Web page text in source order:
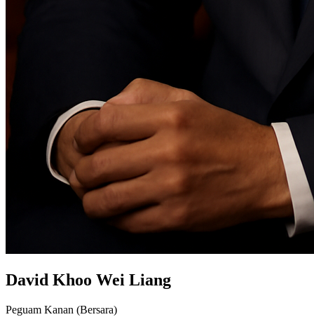
David Khoo Wei Liang
Peguam Kanan (Bersara)